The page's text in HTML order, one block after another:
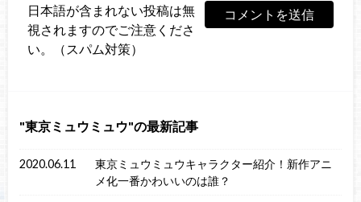
日本語が含まれない投稿は無
視されますのでご注意くださ
い。（スパム対策）
東京ミュウミュウ の最新記事
2020.06.11
東京ミュウミュウキャラクター紹介！新作アニ
メ化一番かわいいのは誰？